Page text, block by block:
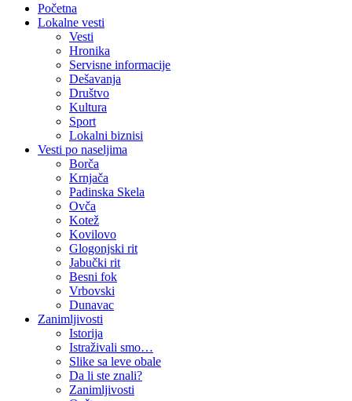
Početna
Lokalne vesti
Vesti
Hronika
Servisne informacije
Dešavanja
Društvo
Kultura
Sport
Lokalni biznisi
Vesti po naseljima
Borča
Krnjača
Padinska Skela
Ovča
Kotež
Kovilovo
Glogonjski rit
Jabučki rit
Besni fok
Vrbovski
Dunavac
Zanimljivosti
Istorija
Istraživali smo…
Slike sa leve obale
Da li ste znali?
Zanimljivosti